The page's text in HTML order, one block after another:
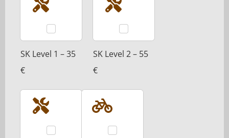
SK Level 1 – 35
€
SK Level 2 – 55
€